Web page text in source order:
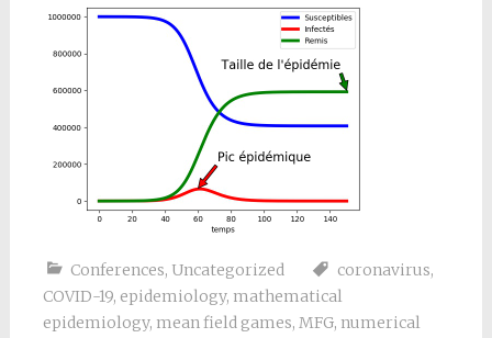
Conferences, Uncategorized coronavirus,
COVID-19, epidemiology, mathematical
epidemiology, mean field games, MFG, numerical